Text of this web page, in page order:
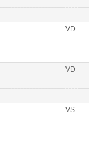
VD
VD
VS